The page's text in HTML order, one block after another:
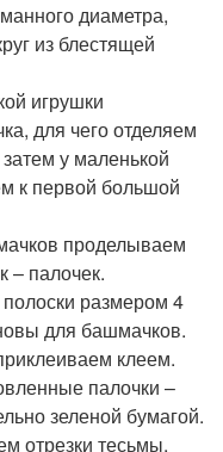
диаметра,
из блестящей
игрушки
для чего отделяем
у маленькой
к первой большой
проделываем
– палочек.
размером 4
для башмачков.
клеем.
палочки –
зеленой бумагой.
отрезки тесьмы,